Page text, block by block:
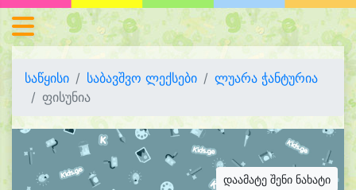
საწყისი საბავშვო ლექსები
ლუარა ჭანტურია
ფისუნია
დაამატე შენი ნახატი